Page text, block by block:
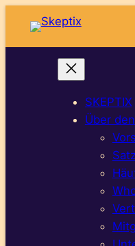
Inhalt
springen
SKEPTIX
Über